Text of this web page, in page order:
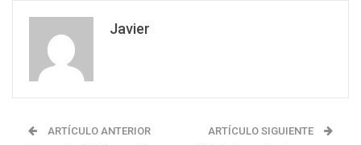
Javier
ARTÍCULO ANTERIOR ARTÍCULO SIGUIENTE